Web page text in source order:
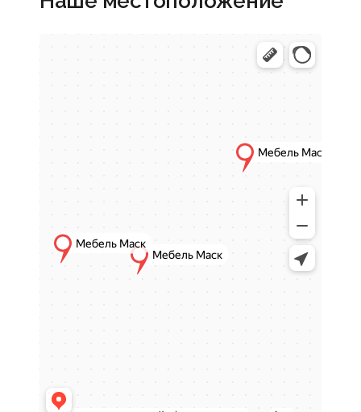
гармонию.
различных помещений и задач, позволяющие
подобрать оптимальное решение под стиль
Раздел включает разнообразные модели
конструкции и дизайну. Это позволяет легко
функциональному назначению помещения и
индивидуальным предпочтениям.
Стулья представлены в различных стилях и
посадки и правильного положения тела.